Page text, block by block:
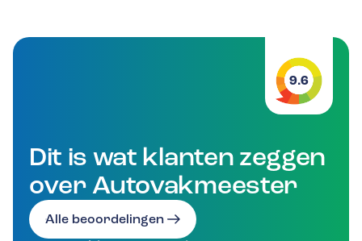
9.6
Dit is wat klanten zeggen
over Autovakmeester
Alle beoordelingen